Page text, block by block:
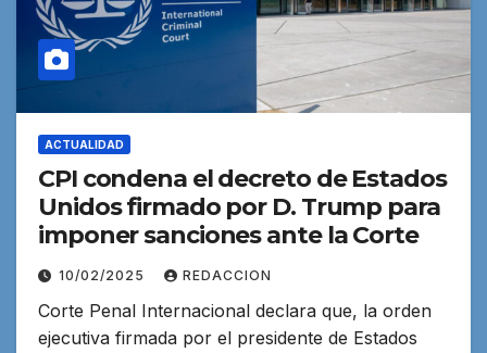
ACTUALIDAD
CPI condena el decreto de Estados
Unidos firmado por D. Trump para
imponer sanciones ante la Corte
10/02/2025 REDACCION
Corte Penal Internacional declara que, la orden
ejecutiva firmada por el presidente de Estados